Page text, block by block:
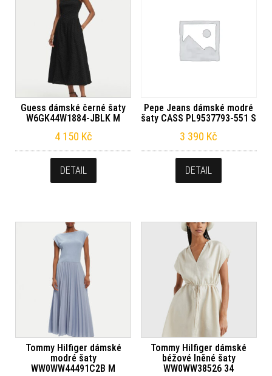
Guess dámské černé šaty
W6GK44W1884-JBLK M
4 150 Kč
DETAIL
Pepe Jeans dámské modré
šaty CASS PL9537793-551 S
3 390 Kč
DETAIL
Tommy Hilfiger dámské
modré šaty
WW0WW44491C2B M
Tommy Hilfiger dámské
béžové lněné šaty
WW0WW38526 34